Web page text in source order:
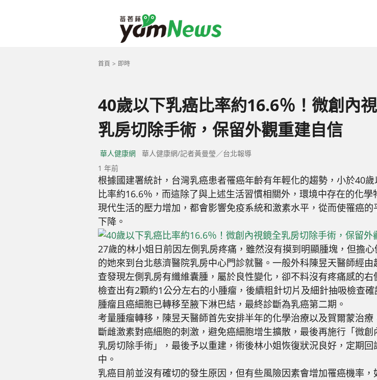
首頁 即時
40歲以下乳癌比率約16.6％！微創內
乳房切除手術，保留外觀重建自信
華人健康網
華人健康網/記者黃曼瑩／台北報導
1 年前
根據國建署統計，台灣乳癌患者罹癌年齡有年輕化的趨勢，小於40
比率約16.6％，而這除了與上述生活習慣相關外，環境中存在的化學
現代生活的壓力增加，都會影響免疫系統和激素水平，從而使罹癌的
下降。
27歲的林小姐日前因左側乳房疼痛，雖然沒有摸到明顯腫塊，但擔
的她來到台北慈濟醫院乳房中心門診就醫。一般外科陳昱天醫師經由
查發現左側乳房有纖維囊腫，屬於良性變化，卻不料沒有疼痛感的右
檢查出有2顆約1公分左右的小腫瘤，後續粗針切片及細針抽吸檢查確
腫瘤且癌細胞已轉移至腋下淋巴結，最終診斷為乳癌第二期。
考量腫瘤轉移，陳昱天醫師首先安排半年的化學治療以及賀爾蒙治療
斷雌激素對癌細胞的刺激，避免癌細胞增生擴散，最後再施行「微創
乳房切除手術」，最後予以重建，術後林小姐恢復狀況良好，定期回
中。
乳癌目前並沒有確切的發生原因，但有些風險因素會增加罹癌機率，